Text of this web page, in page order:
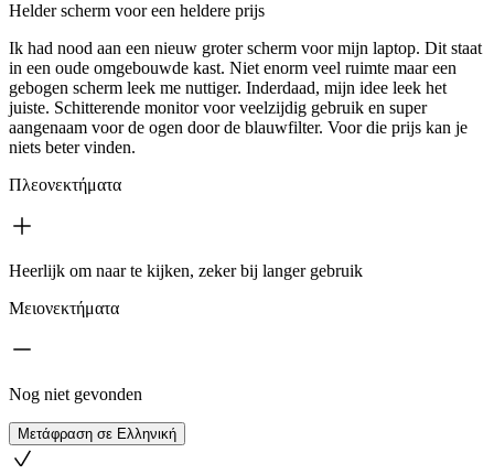
Helder scherm voor een heldere prijs
Ik had nood aan een nieuw groter scherm voor mijn laptop. Dit staat
in een oude omgebouwde kast. Niet enorm veel ruimte maar een
gebogen scherm leek me nuttiger. Inderdaad, mijn idee leek het
juiste. Schitterende monitor voor veelzijdig gebruik en super
aangenaam voor de ogen door de blauwfilter. Voor die prijs kan je
niets beter vinden.
Πλεονεκτήματα
Heerlijk om naar te kijken, zeker bij langer gebruik
Μειονεκτήματα
Nog niet gevonden
Μετάφραση σε Ελληνική